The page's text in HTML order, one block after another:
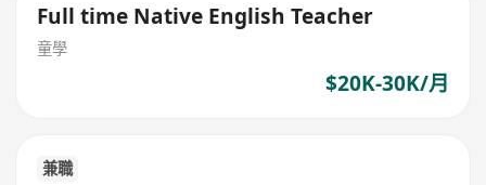
Full time Native English Teacher
童學
$20K-30K/月
兼職